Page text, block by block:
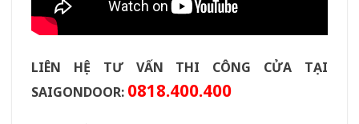
LIÊN HỆ TƯ VẤN THI CÔNG CỬA TẠI
SAIGONDOOR: 0818.400.400